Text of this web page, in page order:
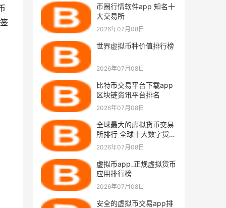
币圈行情软件app 知名十
大交易所
2026年07月08日
世界虚拟币种价值排行榜
2026年07月08日
比特币交易平台下载app
区块链资讯平台排名
2026年07月08日
全球最大的虚拟货币交易
所排行 全球十大数字货币
交易所排名
2026年07月08日
虚拟币app_正规虚拟货币
应用排行榜
2026年07月08日
安全的虚拟币交易app排